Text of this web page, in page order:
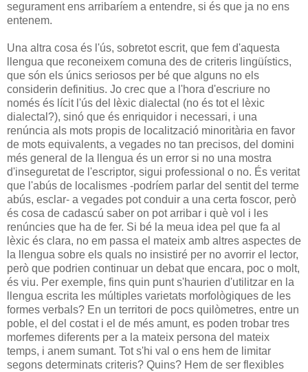
segurament ens arribaríem a entendre, si és que ja no ens
entenem.
Una altra cosa és l'ús, sobretot escrit, que fem d'aquesta
llengua que reconeixem comuna des de criteris lingüístics,
que són els únics seriosos per bé que alguns no els
considerin definitius. Jo crec que a l'hora d'escriure no
només és lícit l'ús del lèxic dialectal (no és tot el lèxic
dialectal?), sinó que és enriquidor i necessari, i una
renúncia als mots propis de localització minoritària en favor
de mots equivalents, a vegades no tan precisos, del domini
més general de la llengua és un error si no una mostra
d'inseguretat de l'escriptor, sigui professional o no. És veritat
que l'abús de localismes -podríem parlar del sentit del terme
abús, esclar- a vegades pot conduir a una certa foscor, però
és cosa de cadascú saber on pot arribar i què vol i les
renúncies que ha de fer. Si bé la meua idea pel que fa al
lèxic és clara, no em passa el mateix amb altres aspectes de
la llengua sobre els quals no insistiré per no avorrir el lector,
però que podrien continuar un debat que encara, poc o molt,
és viu. Per exemple, fins quin punt s'haurien d'utilitzar en la
llengua escrita les múltiples varietats morfològiques de les
formes verbals? En un territori de pocs quilòmetres, entre un
poble, el del costat i el de més amunt, es poden trobar tres
morfemes diferents per a la mateix persona del mateix
temps, i anem sumant. Tot s'hi val o ens hem de limitar
segons determinats criteris? Quins? Hem de ser flexibles